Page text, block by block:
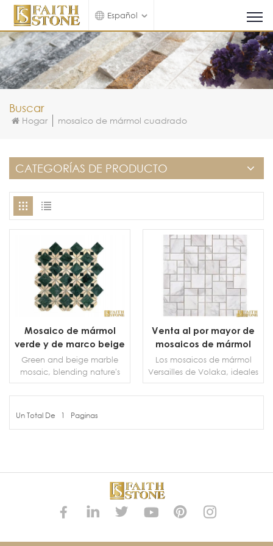
Español
Buscar
Hogar mosaico de mármol cuadrado
CATEGORÍAS DE PRODUCTO
Mosaico de mármol
verde y de marco beige
de gama alta
Green and beige marble
mosaic, blending nature's
hues, offers luxury &
durability. Ideal for floors,
sophisticated for any space.
MÁS DETALLES
Venta al por mayor de
mosaicos de mármol
Volaka Versalles
Los mosaicos de mármol
Versailles de Volaka, ideales
para revestimientos de
paredes y pisos, decorarán
mosaico es un mosaico con
MÁS DETALLES
Un Total De 1 Paginas